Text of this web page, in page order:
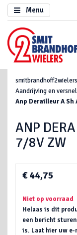
Menu
Aandrijving en
Anp Derailleur A Sh
ANP
7/8V ZW
€ 44,75
Niet op voorraad
Helaas is dit
een bericht
is. Laat hier uw